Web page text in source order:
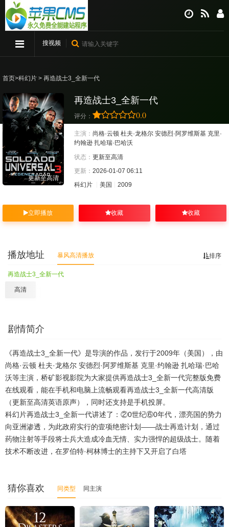
搜视频
首页>科幻片 > 再造战士3_全新一代
更新至高清
再造战士3_全新一代
评分： 0.0
主演： 尚格·云顿 杜夫·龙格尔 安德烈·阿罗维斯基 克里·
约翰逊 扎哈瑞·巴哈沃
状态： 更新至高清
更新： 2026-01-07 06:11
科幻片
美国 2009
立即播放 收藏 收藏
排序
播放地址 暴风高清播放
再造战士3_全新一代
高清
剧情简介
《再造战士3_全新一代》是导演的作品，发行于2009年（美国），由
尚格·云顿 杜夫·龙格尔 安德烈·阿罗维斯基 克里·约翰逊 扎哈瑞·巴哈
沃等主演，桥矿影视影院为大家提供再造战士3_全新一代完整版免费
在线观看，能在手机和电脑上流畅观看再造战士3_全新一代高清版
（更新至高清英语原声），同时还支持是手机投屏。
科幻片再造战士3_全新一代讲述了：②0世纪⑥0年代，漂亮国的势力
向亚洲渗透，为此政府实行的壹项绝密计划——战士再造计划，通过
药物注射等手段将士兵大造成冷血无情、实力强悍的超级战士。随着
技术不断改进，在罗伯特·柯林博士的主持下又开启了白塔
猜你喜欢 同类型 同主演